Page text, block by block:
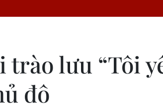
trào lưu “Tôi
đô